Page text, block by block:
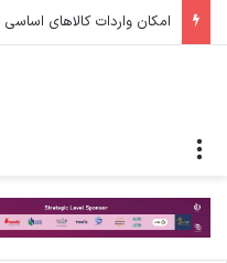
امکان واردات کالاهای